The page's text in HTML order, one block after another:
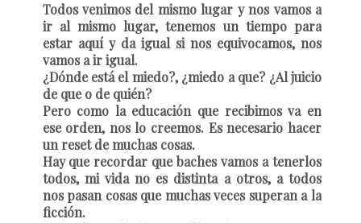
Todos venimos del mismo lugar y nos vamos a
ir al mismo lugar, tenemos un tiempo para
estar aquí y da igual si nos equivocamos, nos
vamos a ir igual.
¿Dónde está el miedo?, ¿miedo a que? ¿Al juicio
de que o de quién?
Pero como la educación que recibimos va en
ese orden, nos lo creemos. Es necesario hacer
un reset de muchas cosas.
Hay que recordar que baches vamos a tenerlos
todos, mi vida no es distinta a otros, a todos
nos pasan cosas que muchas veces superan a la
ficción.